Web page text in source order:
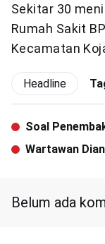
Sekitar 30
Rumah Sakit
Kecamatan
Headline
Soal
Diperiksa
Wartawan
Belum ada